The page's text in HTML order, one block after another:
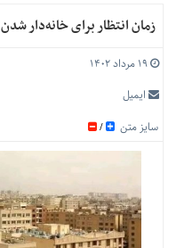
درباره
تعرفه
اصلی
اجتماعی
سیاسی
زمان انتظار برای خانه‌دار شدن ۱۲ ساله می‌شود
۱۹ مرداد ۱۴۰۲
ایمیل
سایز متن
/